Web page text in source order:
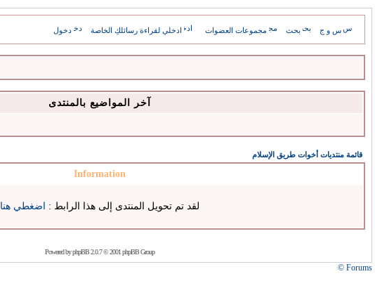
س و ج بحث مجموعات العضوات ادخلي لقراءة رسائلكِ الخاصة دخول
آخر المواضيع بالمنتدى
قائمة منتديات أخوات طريق الإسلام
Information
لقد تم تحويل المنتدى إلى هذا الرابط : اضغطي هنا
Powered byphpBB2.0.7 © 2001 phpBB Group
Forums ©